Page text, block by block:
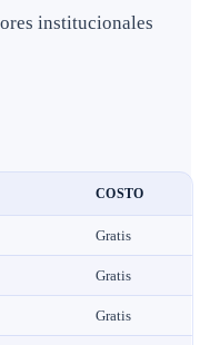
institucionales
COSTO
Gratis
Gratis
Gratis